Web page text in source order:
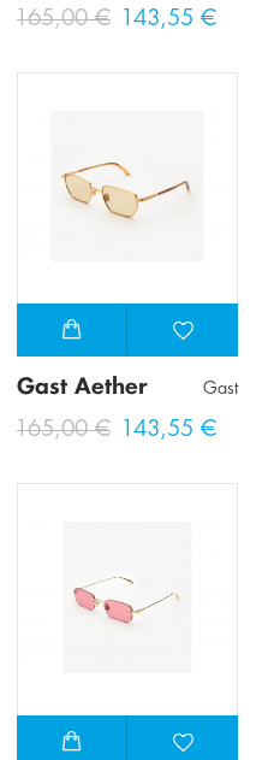
165,00 € 143,55 €
Gast Aether Gast
165,00 € 143,55 €